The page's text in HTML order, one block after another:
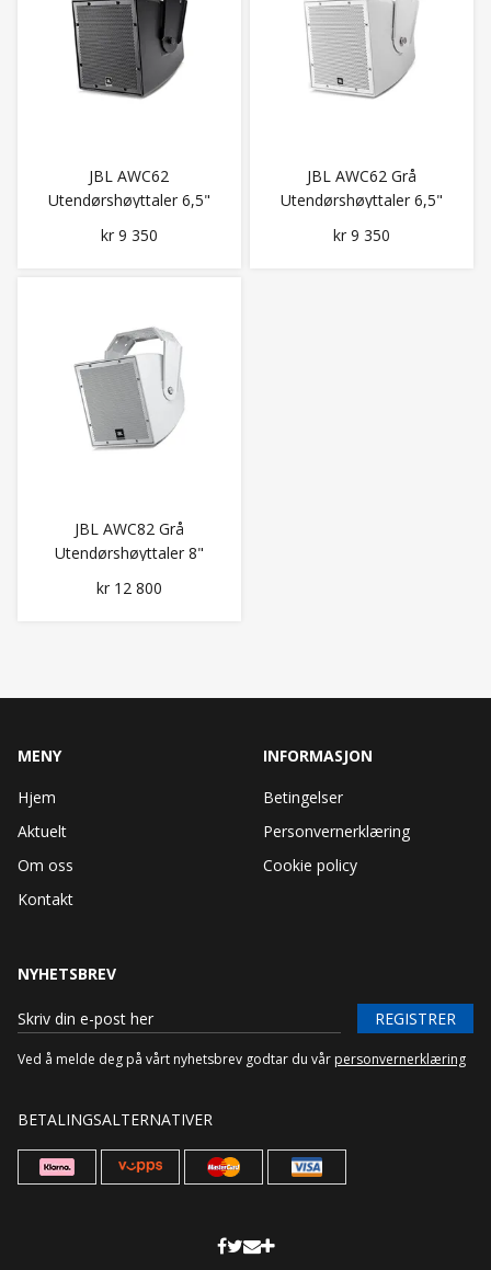
JBL AWC62
Utendørshøyttaler 6,5"
Coax 120x120 175W
kr 9 350
JBL AWC62 Grå
Utendørshøyttaler 6,5"
Coax 120x120 175W
kr 9 350
JBL AWC82 Grå
Utendørshøyttaler 8"
Coax 120x120 250W
kr 12 800
MENY
Hjem
Aktuelt
Om oss
Kontakt
INFORMASJON
Betingelser
Personvernerklæring
Cookie policy
NYHETSBREV
REGISTRER
Ved å melde deg på vårt nyhetsbrev godtar du vår personvernerklæring
BETALINGSALTERNATIVER